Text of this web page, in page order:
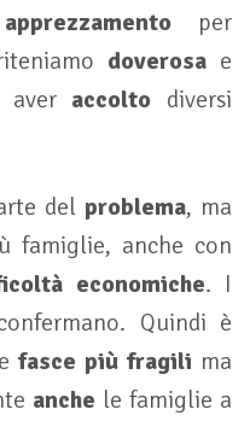
apprezzamento per
doverosae
aver accolto diversi
del problema, ma
famiglie, anche con
economiche. I
Quindi è
fasce più fragili ma
anche le famiglie a